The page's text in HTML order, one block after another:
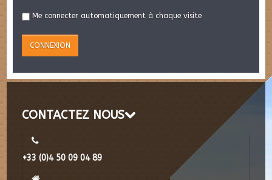
Me connecter automatiquement à chaque visite
CONTACTEZ NOUS
+33 (0)4 50 09 04 89